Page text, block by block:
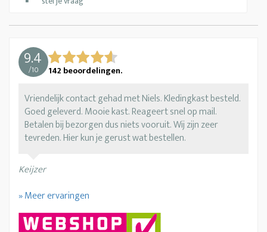
9.4
/10 142 beoordelingen.
Vriendelijk contact gehad met Niels. Kledingkast besteld.
Goed geleverd. Mooie kast. Reageert snel op mail.
Betalen bij bezorgen dus niets vooruit. Wij zijn zeer
tevreden. Hier kun je gerust wat bestellen.
Keijzer
» Meer ervaringen